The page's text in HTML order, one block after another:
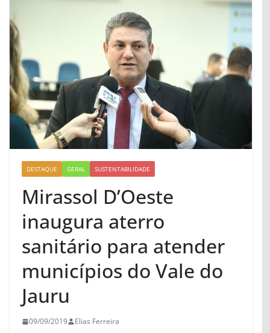
DESTAQUE GERAL SUSTENTABILIDADE
Mirassol D’Oeste
inaugura aterro
sanitário para atender
municípios do Vale do
Jauru
09/09/2019 Elias Ferreira